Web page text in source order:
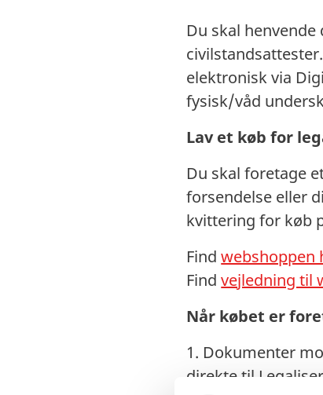
Du skal
elektronisk via
fysisk/våd
Lav et køb for
Du skal foretage
forsendelse eller
kvittering for køb
Findwebshoppen
Findvejledning til
Når købet er
1. Dokumenter
direkte til